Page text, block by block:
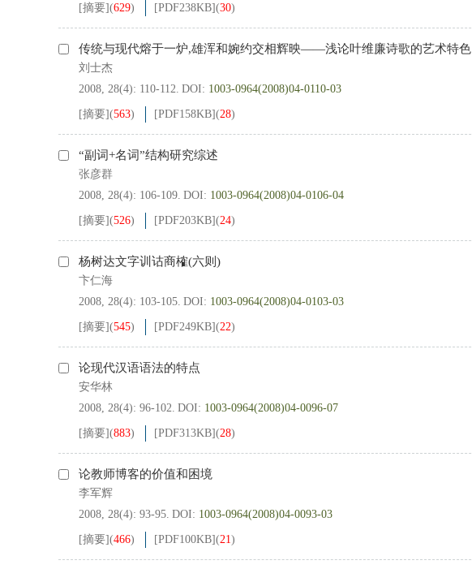
[摘要](629) [PDF238KB](30)
传统与现代熔于一炉,雄浑和婉约交相辉映——浅论叶维廉诗歌的艺术特色
刘士杰
2008, 28(4): 110-112. DOI: 1003-0964(2008)04-0110-03
[摘要](563) [PDF158KB](28)
“副词+名词”结构研究综述
张彦群
2008, 28(4): 106-109. DOI: 1003-0964(2008)04-0106-04
[摘要](526) [PDF203KB](24)
杨树达文字训诂商榷(六则)
卞仁海
2008, 28(4): 103-105. DOI: 1003-0964(2008)04-0103-03
[摘要](545) [PDF249KB](22)
论现代汉语语法的特点
安华林
2008, 28(4): 96-102. DOI: 1003-0964(2008)04-0096-07
[摘要](883) [PDF313KB](28)
论教师博客的价值和困境
李军辉
2008, 28(4): 93-95. DOI: 1003-0964(2008)04-0093-03
[摘要](466) [PDF100KB](21)